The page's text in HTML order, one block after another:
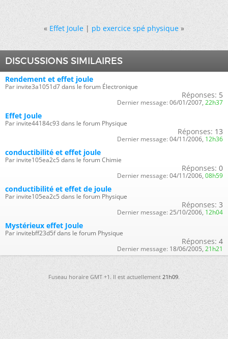
« Effet Joule|pb exercice spé physique »
DISCUSSIONS SIMILAIRES
Rendement et effet joule
Par invite3a1051d7 dans le forum Électronique
Réponses: 5
Dernier message: 06/01/2007, 22h37
Effet Joule
Par invite44184c93 dans le forum Physique
Réponses: 13
Dernier message: 04/11/2006, 12h36
conductibilité et effet joule
Par invite105ea2c5 dans le forum Chimie
Réponses: 0
Dernier message: 04/11/2006, 08h59
conductibilité et effet de joule
Par invite105ea2c5 dans le forum Physique
Réponses: 3
Dernier message: 25/10/2006, 12h04
Mystérieux effet Joule
Par invitebff23d5f dans le forum Physique
Réponses: 4
Dernier message: 18/06/2005, 21h21
Fuseau horaire GMT +1. Il est actuellement21h09.